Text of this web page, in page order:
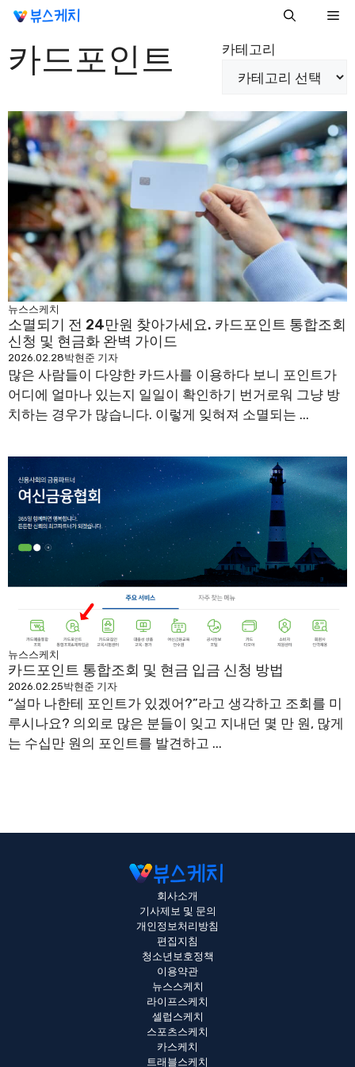
츠
로
너
뛰
기
카드포인트 카테고리
뉴스스케치
소멸되기 전 24만원 찾아가세요. 카드포인트 통합조회
신청 및 현금화 완벽 가이드
2026.02.28박현준 기자
많은 사람들이 다양한 카드사를 이용하다 보니 포인트가
어디에 얼마나 있는지 일일이 확인하기 번거로워 그냥 방
치하는 경우가 많습니다. 이렇게 잊혀져 소멸되는 ...
뉴스스케치
카드포인트 통합조회 및 현금 입금 신청 방법
2026.02.25박현준 기자
“설마 나한테 포인트가 있겠어?”라고 생각하고 조회를 미
루시나요? 의외로 많은 분들이 잊고 지내던 몇 만 원, 많게
는 수십만 원의 포인트를 발견하고 ...
회사소개
기사제보 및 문의
개인정보처리방침
편집지침
청소년보호정책
이용약관
뉴스스케치
라이프스케치
셀럽스케치
스포츠스케치
카스케치
트래블스케치